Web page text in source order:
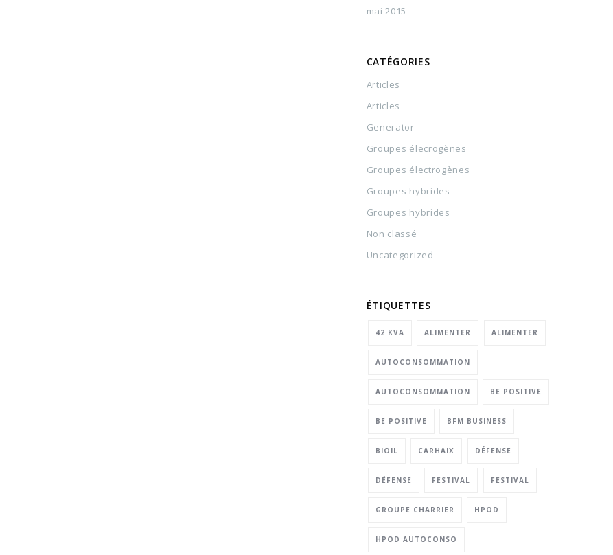
mai 2015
CATÉGORIES
Articles
Articles
Generator
Groupes élecrogènes
Groupes électrogènes
Groupes hybrides
Groupes hybrides
Non classé
Uncategorized
ÉTIQUETTES
42 KVA ALIMENTER ALIMENTER
AUTOCONSOMMATION
AUTOCONSOMMATION BE POSITIVE
BE POSITIVE BFM BUSINESS
BIOIL CARHAIX DÉFENSE
DÉFENSE FESTIVAL FESTIVAL
GROUPE CHARRIER HPOD
HPOD AUTOCONSO